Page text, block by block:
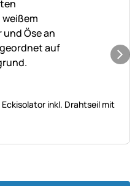
inkl. Drahtseil mit